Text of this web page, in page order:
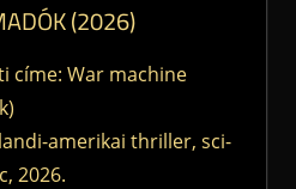
(2026)
címe: War machine
amerikai thriller, sci-
2026.